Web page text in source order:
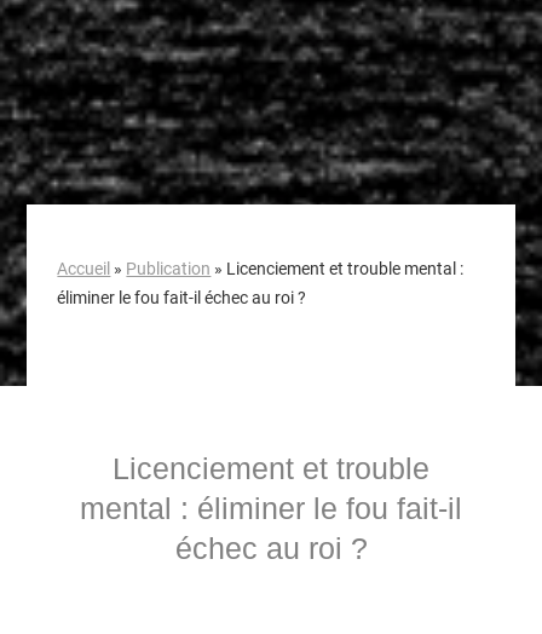
Accueil » Publication » Licenciement et trouble mental :
éliminer le fou fait-il échec au roi ?
Licenciement et trouble
mental : éliminer le fou fait-il
échec au roi ?